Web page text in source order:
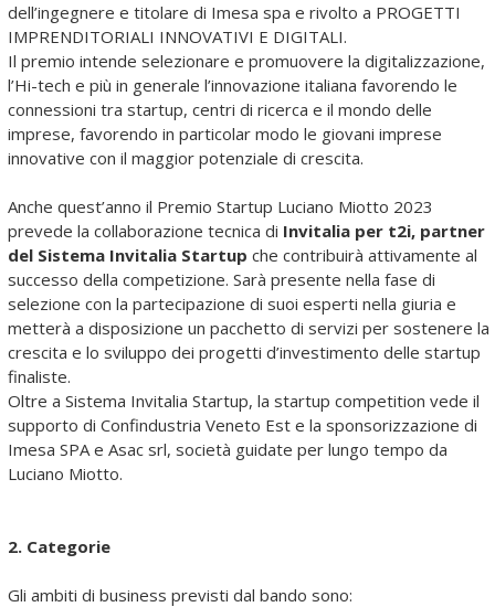
dell’ingegnere e titolare di Imesa spa e rivolto a PROGETTI
IMPRENDITORIALI INNOVATIVI E DIGITALI.
Il premio intende selezionare e promuovere la digitalizzazione,
l’Hi-tech e più in generale l’innovazione italiana favorendo le
connessioni tra startup, centri di ricerca e il mondo delle
imprese, favorendo in particolar modo le giovani imprese
innovative con il maggior potenziale di crescita.
Anche quest’anno il Premio Startup Luciano Miotto 2023
prevede la collaborazione tecnica di Invitalia per t2i, partner
del Sistema Invitalia Startup che contribuirà attivamente al
successo della competizione. Sarà presente nella fase di
selezione con la partecipazione di suoi esperti nella giuria e
metterà a disposizione un pacchetto di servizi per sostenere la
crescita e lo sviluppo dei progetti d’investimento delle startup
finaliste.
Oltre a Sistema Invitalia Startup, la startup competition vede il
supporto di Confindustria Veneto Est e la sponsorizzazione di
Imesa SPA e Asac srl, società guidate per lungo tempo da
Luciano Miotto.
2. Categorie
Gli ambiti di business previsti dal bando sono: